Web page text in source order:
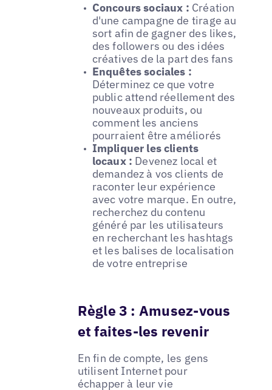
Concours sociaux : Création
d'une campagne de tirage au
sort afin de gagner des likes,
des followers ou des idées
créatives de la part des fans
Enquêtes sociales :
Déterminez ce que votre
public attend réellement des
nouveaux produits, ou
comment les anciens
pourraient être améliorés
Impliquer les clients
locaux : Devenez local et
demandez à vos clients de
raconter leur expérience
avec votre marque. En outre,
recherchez du contenu
généré par les utilisateurs
en recherchant les hashtags
et les balises de localisation
de votre entreprise
Règle 3 : Amusez-vous
et faites-les revenir
En fin de compte, les gens
utilisent Internet pour
échapper à leur vie